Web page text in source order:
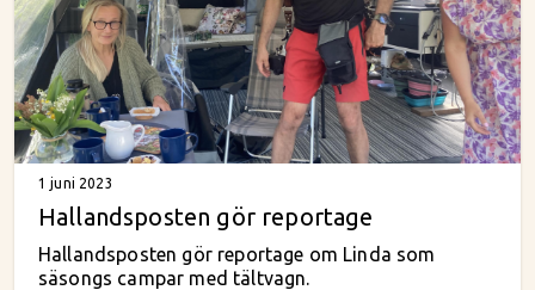
1 juni 2023
Hallandsposten gör reportage
Hallandsposten gör reportage om Linda som
säsongs campar med tältvagn.